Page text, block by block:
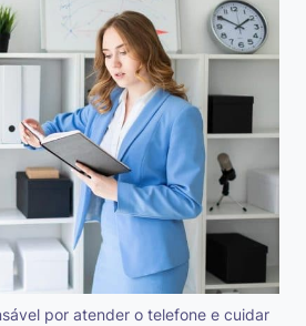
por atender o telefone e cuidar